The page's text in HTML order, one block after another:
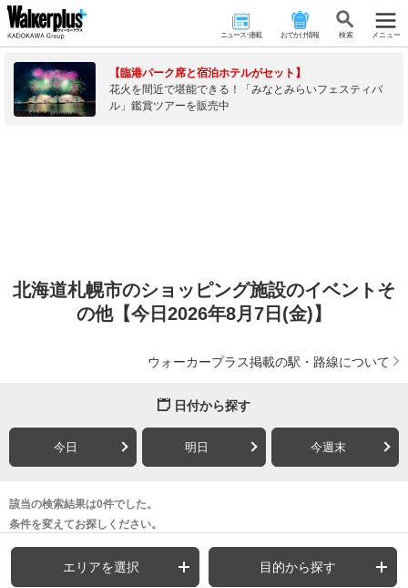
ニュース･連載 おでかけ情報 検 索 メニュー
【臨港パーク席と宿泊ホテルがセット】
花火を間近で堪能できる！「みなとみらいフェスティバ
ル」鑑賞ツアーを販売中
北海道札幌市のショッピング施設のイベントそ
の他【今日2026年8月7日(金)】
ウォーカープラス掲載の駅・路線について
日付から探す
今日 明日 今週末
該当の検索結果は0件でした。
条件を変えてお探しください。
エリアを選択 目的から探す